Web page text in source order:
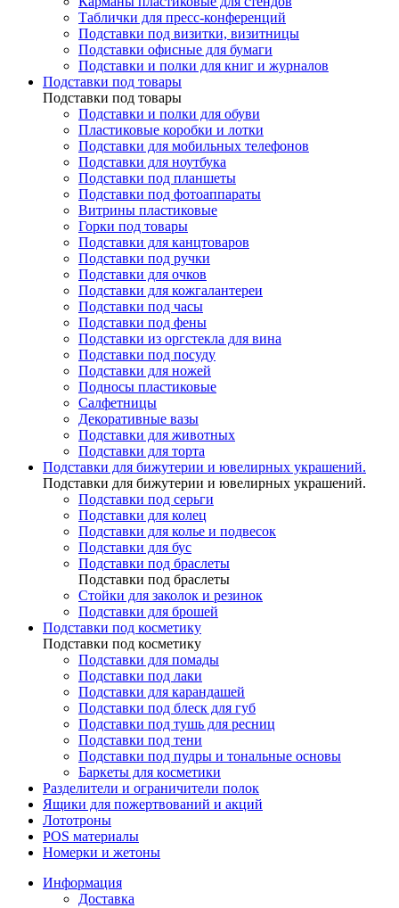
Таблички для пресс-конференций
Подставки под визитки, визитницы
Подставки офисные для бумаги
Подставки и полки для книг и журналов
Подставки под товары
Подставки под товары
Подставки и полки для обуви
Пластиковые коробки и лотки
Подставки для мобильных телефонов
Подставки для ноутбука
Подставки под планшеты
Подставки под фотоаппараты
Витрины пластиковые
Горки под товары
Подставки для канцтоваров
Подставки под ручки
Подставки для очков
Подставки для кожгалантереи
Подставки под часы
Подставки под фены
Подставки из оргстекла для вина
Подставки под посуду
Подставки для ножей
Подносы пластиковые
Салфетницы
Декоративные вазы
Подставки для животных
Подставки для торта
Подставки для бижутерии и ювелирныx украшений.
Подставки для бижутерии и ювелирныx украшений.
Подставки под серьги
Подставки для колец
Подставки для колье и подвесок
Подставки для бус
Подставки под браслеты
Подставки под браслеты
Стойки для заколок и резинок
Подставки для брошей
Подставки под косметику
Подставки под косметику
Подставки для помады
Подставки под лаки
Подставки для карандашей
Подставки под блеск для губ
Подставки под тушь для ресниц
Подставки под тени
Подставки под пудры и тональные основы
Баркеты для косметики
Разделители и ограничители полок
Ящики для пожертвований и акций
Лототроны
POS материалы
Номерки и жетоны
Информация
Доставка